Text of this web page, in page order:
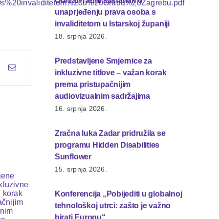
unaprjeđenju prava osoba s
invaliditetom u Istarskoj županiji
18. srpnja 2026.
Predstavljene Smjernice za
inkluzivne titlove – važan korak
prema pristupačnijim
audiovizualnim sadržajima
16. srpnja 2026.
Zračna luka Zadar pridružila se
programu Hidden Disabilities
Sunflower
15. srpnja 2026.
Konferencija „Pobijediti u globalnoj
tehnološkoj utrci: zašto je važno
birati Europu“